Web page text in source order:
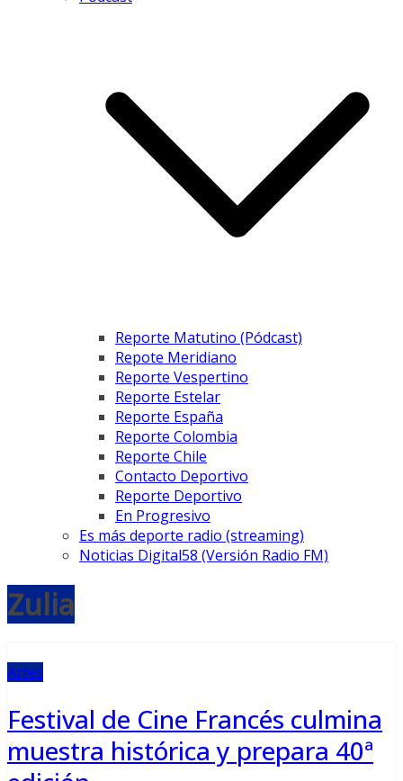
Reporte Matutino (Pódcast)
Repote Meridiano
Reporte Vespertino
Reporte Estelar
Reporte España
Reporte Colombia
Reporte Chile
Contacto Deportivo
Reporte Deportivo
En Progresivo
Es más deporte radio (streaming)
Noticias Digital58 (Versión Radio FM)
Zulia
Artes
Festival de Cine Francés culmina
muestra histórica y prepara 40ª